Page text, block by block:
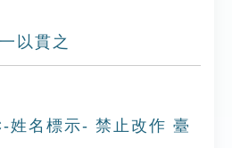
以貫之
姓名標示- 禁止改作 臺